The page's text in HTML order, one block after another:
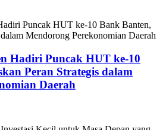
Hadiri Puncak HUT ke-10
Peran Strategis dalam
Daerah